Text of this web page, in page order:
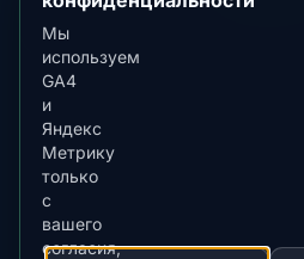
★★★★★4.76
Мы
используем
GA4
и
Яндекс
Метрику
только
с
вашего
согласия,